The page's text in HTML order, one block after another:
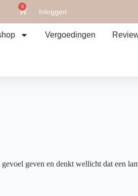
0
Inloggen
Vergoedingen
geven en denkt wellicht dat een